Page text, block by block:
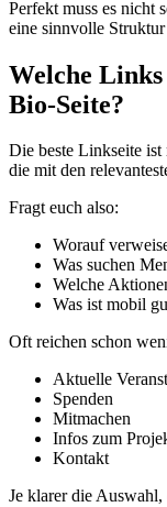
Perfekt muss es nicht
eine sinnvolle
Welche
Bio-Seite?
Die beste Linkseite
die mit den
Fragt euch also:
Worauf
Was suchen
Welche
Was ist mobil
Oft reichen schon
Aktuelle
Spenden
Mitmachen
Infos zum
Kontakt
Je klarer die Auswahl,